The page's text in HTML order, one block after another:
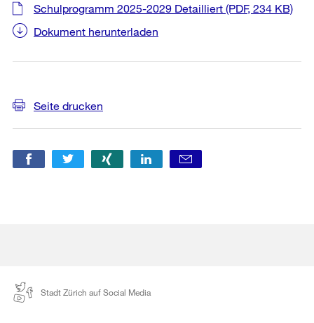
Schulprogramm 2025-2029 Detailliert (PDF, 234 KB)
Dokument herunterladen
Informationen
Seite drucken
Stadt Zürich auf Social Media